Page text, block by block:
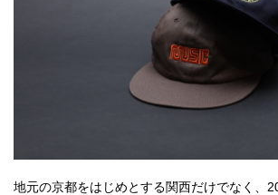
地元の京都をはじめとする関西だけでなく、